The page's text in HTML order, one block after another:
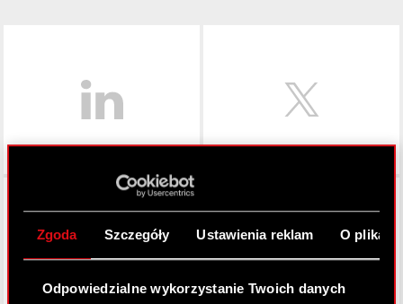
Zgoda Szczegóły Ustawienia reklam O
Odpowiedzialne wykorzystanie Twoich danych